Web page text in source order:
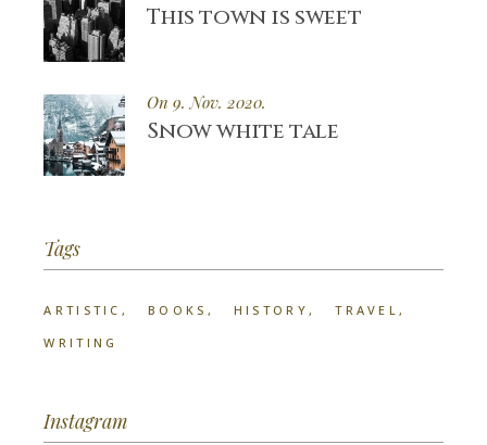
This town is sweet
On 9. Nov. 2020.
Snow white tale
Tags
ARTISTIC BOOKS HISTORY
TRAVEL
WRITING
Instagram